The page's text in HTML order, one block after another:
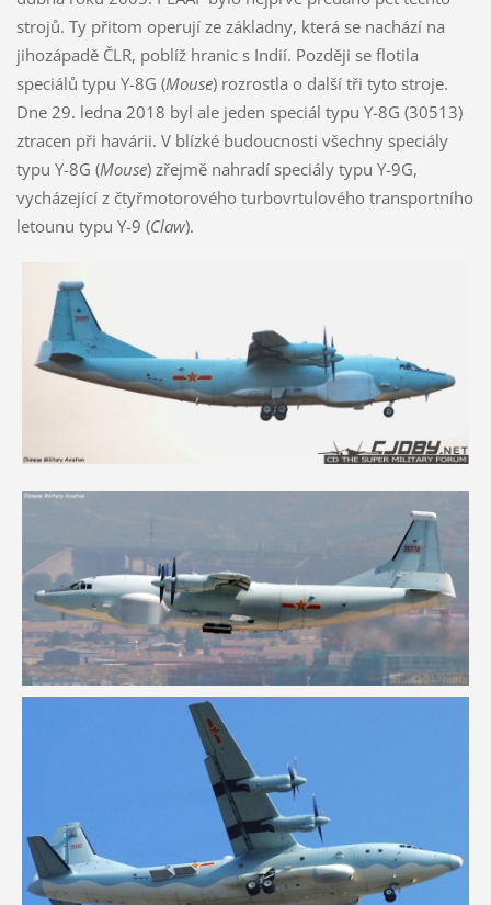
strojů. Ty přitom operují ze základny, která se nachází na
jihozápadě ČLR, poblíž hranic s Indií. Později se flotila
speciálů typu Y-8G (Mouse) rozrostla o další tři tyto stroje.
Dne 29. ledna 2018 byl ale jeden speciál typu Y-8G (30513)
ztracen při havárii. V blízké budoucnosti všechny speciály
typu Y-8G (Mouse) zřejmě nahradí speciály typu Y-9G,
vycházející z čtyřmotorového turbovrtulového transportního
letounu typu Y-9 (Claw).